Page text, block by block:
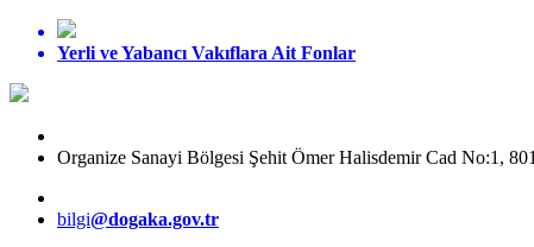
Yerli ve Yabancı Vakıflara Ait Fonlar
Organize Sanayi Bölgesi Şehit Ömer Halisdemir Cad No:1,
bilgi@dogaka.gov.tr